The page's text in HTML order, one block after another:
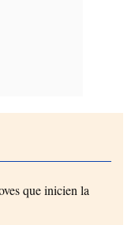
que inicien la